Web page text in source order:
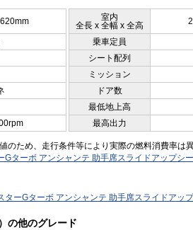
室内
全長 x 全幅 x 全高
乗車定員
シート配列
ミッション
ドア数
最低地上高
最高出力
ため、走行条件等により実際の燃料消費率は異
Gターボ アンシャンテ 助手席スライドアップシ
ターGターボ アンシャンテ 助手席スライドアッ
の他のグレード